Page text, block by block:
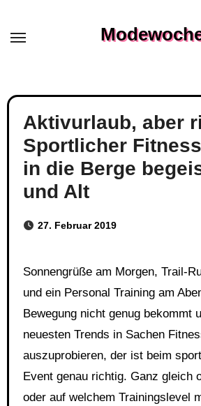
content
Aktivurlaub, aber
Sportlicher
in die Berge
und Alt
27. Februar 2019
Sonnengrüße am Morgen, Trail-Running am Mittag
und ein Personal Training am
Bewegung nicht genug bekommt
neuesten Trends in Sachen
auszuprobieren, der ist beim
Event genau richtig. Ganz gleich
oder auf welchem Trainingslevel